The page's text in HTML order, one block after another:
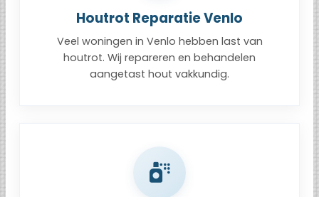
Houtrot Reparatie Venlo
Veel woningen in Venlo hebben last van
houtrot. Wij repareren en behandelen
aangetast hout vakkundig.